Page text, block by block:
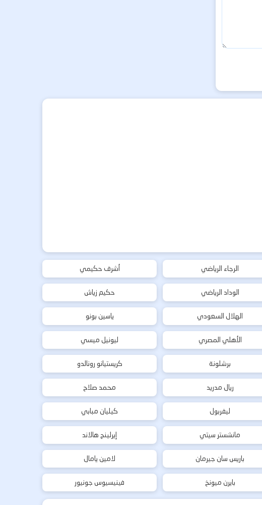
الرجاء الرياضي
الوداد الرياضي
الهلال السعودي
الأهلي المصري
برشلونة
ريال مدريد
ليفربول
مانشستر سيتي
باريس سان جيرمان
بايرن ميونخ
أشرف حكيمي
حكيم زياش
ياسين بونو
ليونيل ميسي
كريستيانو رونالدو
محمد صلاح
كيليان مبابي
إيرلينج هالاند
لامين يامال
فينيسيوس جونيور